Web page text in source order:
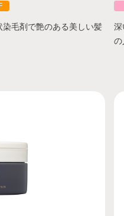
毛剤で艶のある美しい髪
深
の